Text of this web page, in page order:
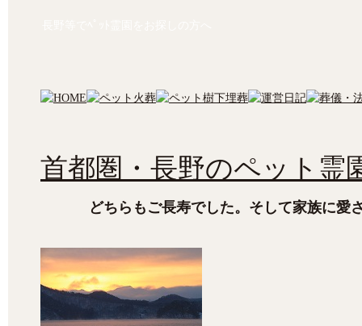
首都圏・長野のペット霊
どちらもご長寿でした。そして家族に愛